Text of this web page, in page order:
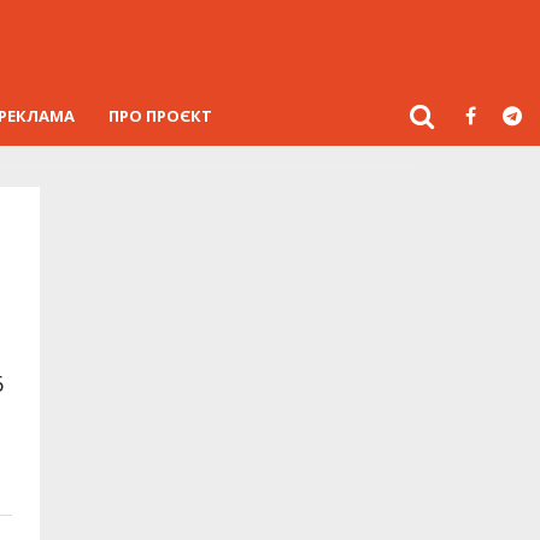
ПРО ПРОЄКТ